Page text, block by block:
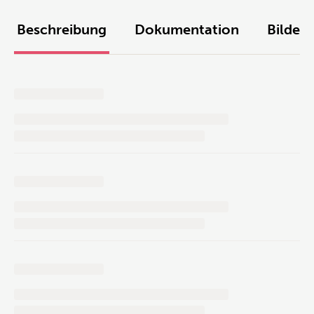
Beschreibung Dokumentation Bilder